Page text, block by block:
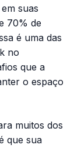
suas
70% de
é uma das
no
que a
o espaço
muitos dos
que sua